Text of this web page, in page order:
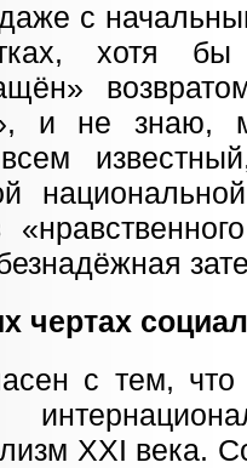
с
хотя
и не знаю,
чертах
с тем, что
XXI века.